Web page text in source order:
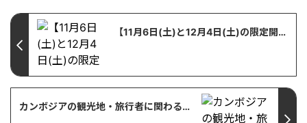
【11月6日(土)と12月4日(土)の限定開催】見て、学んで、オンライン体験！伝統芸能スバエク影絵人形作り体験
カンボジアの観光地・旅行者に関わるコロナウイルス最新情報